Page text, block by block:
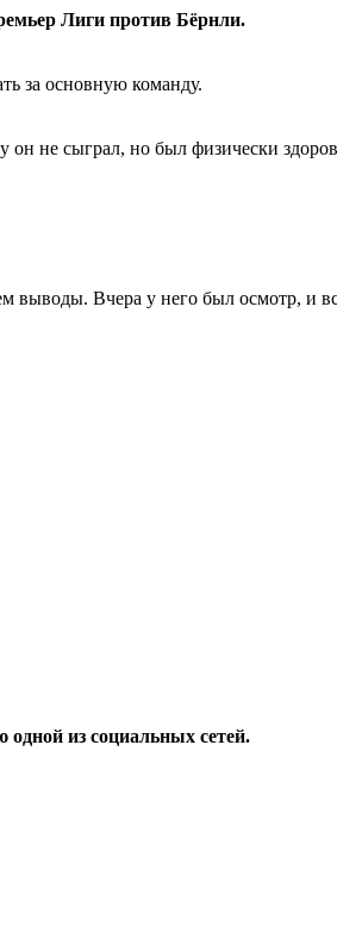
Лиги против Бёрнли.
за основную команду.
не сыграл, но был физически
выводы. Вчера у него был осмотр, и
из социальных сетей.